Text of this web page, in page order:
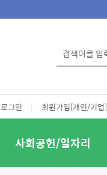
로그인 | 회원가입[개인/기업]
사회공헌/일자리